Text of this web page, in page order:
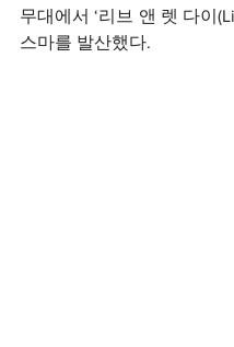
무대에서 ‘리브 앤 렛 다이
스마를 발산했다.